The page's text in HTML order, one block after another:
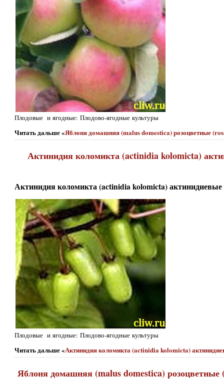
Плодовые и ягодные: Плодово-ягодные культуры
Читать дальше «Яблоня домашняя (malus domestica) розоцветные
Актинидия коломикта (actinidia kolomicta)
Актинидия коломикта (actinidia kolomicta) актинидиевые
Плодовые и ягодные: Плодово-ягодные культуры
Читать дальше «Актинидия коломикта (actinidia kolomicta)
Яблоня домашняя (malus domestica) розоцветные